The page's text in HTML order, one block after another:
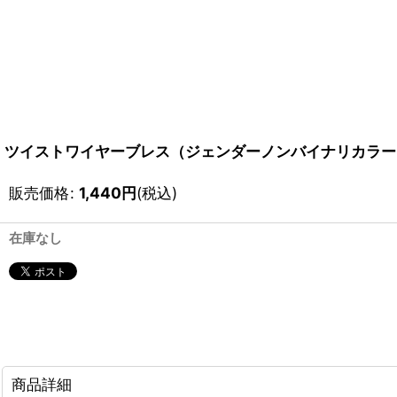
ツイストワイヤーブレス（ジェンダーノンバイナリカラ
販売価格: 1,440円(税込)
在庫なし
商品詳細